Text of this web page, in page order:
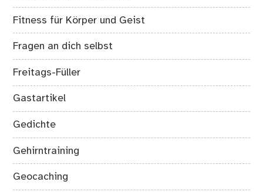
Fitness für Körper und Geist
Fragen an dich selbst
Freitags-Füller
Gastartikel
Gedichte
Gehirntraining
Geocaching